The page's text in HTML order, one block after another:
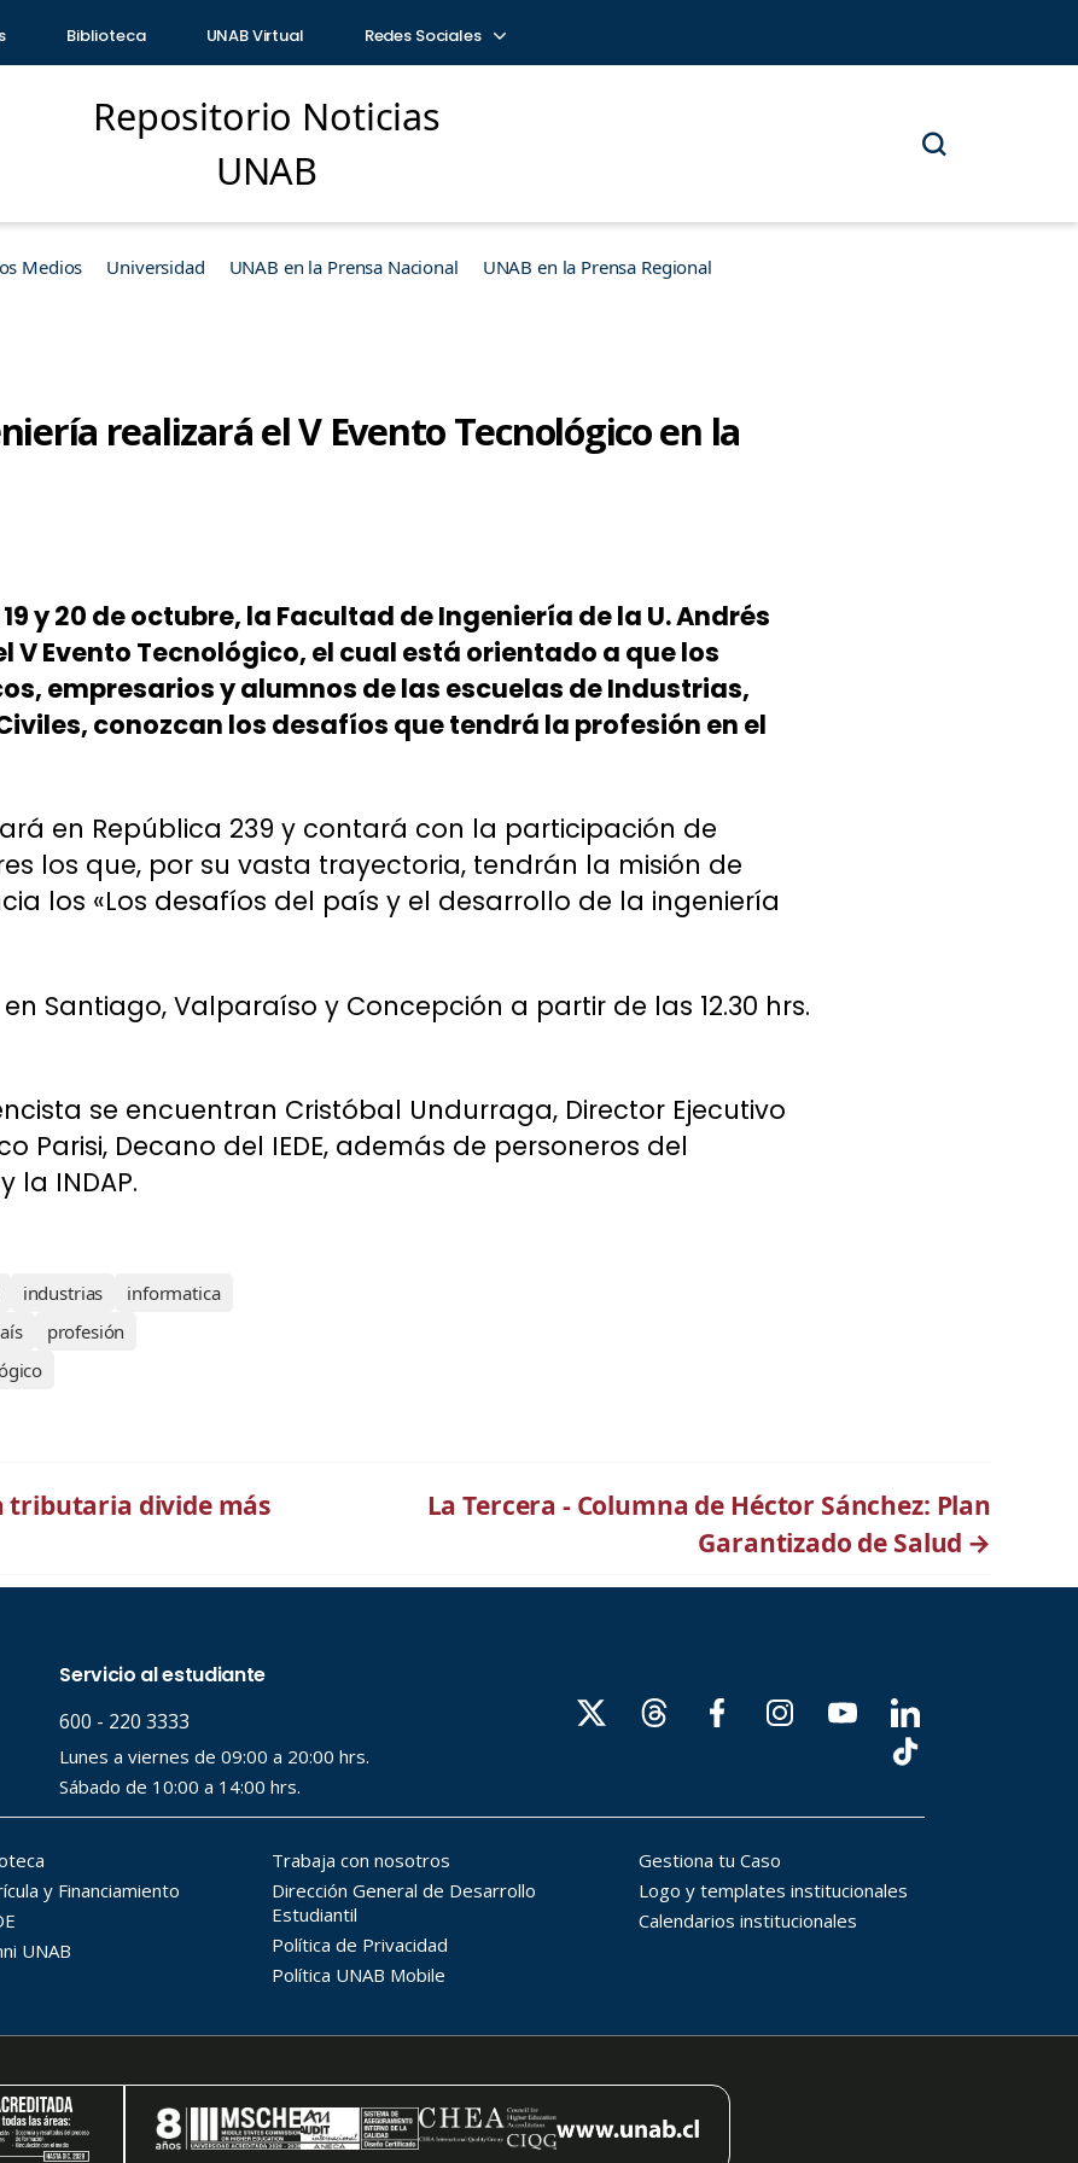
Biblioteca UNAB Virtual Redes Sociales
Repositorio Noticias
UNAB
Medios Universidad UNAB en la Prensa Nacional UNAB en la Prensa Regional
realizará el V Evento Tecnológico en la
y 20 de octubre, la Facultad de Ingeniería de la U. Andrés
V Evento Tecnológico, el cual está orientado a que los
empresarios y alumnos de las escuelas de Industrias,
conozcan los desafíos que tendrá la profesión en el
en República 239 y contará con la participación de
los que, por su vasta trayectoria, tendrán la misión de
los «Los desafíos del país y el desarrollo de la ingeniería
Santiago, Valparaíso y Concepción a partir de las 12.30 hrs.
se encuentran Cristóbal Undurraga, Director Ejecutivo
Parisi, Decano del IEDE, además de personeros del
la INDAP.
industrias
informatica
profesión
tributaria divide más
La Tercera - Columna de Héctor Sánchez: Plan
Garantizado de Salud →